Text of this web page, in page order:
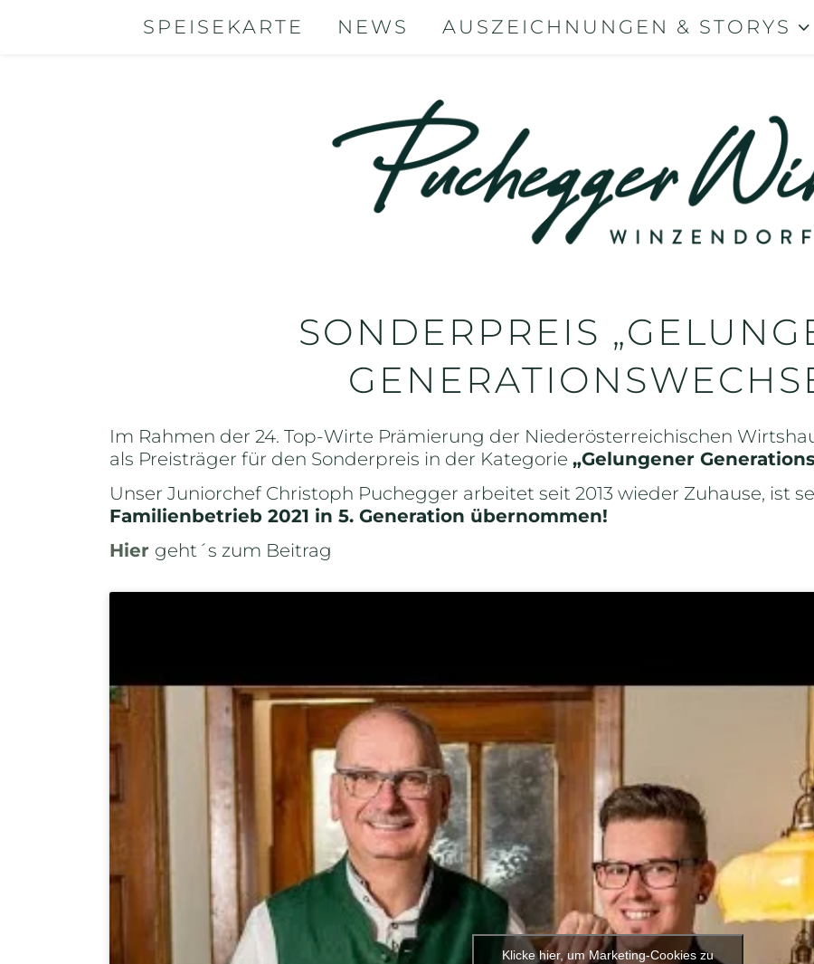
SPEISEKARTE NEWS AUSZEICHNUNGEN & STORYS
SONDERPREIS
Im Rahmen der 24. Top-Wirte Prämierung der Niederösterreichischen
als Preisträger für den Sonderpreis in der Kategorie „Gelungener
Unser Juniorchef Christoph Puchegger arbeitet seit 2013 wieder Zuhause, ist
Familienbetrieb 2021 in 5. Generation übernommen!
Hier geht´s zum Beitrag
Klicke hier, um Marketing-Cookies zu